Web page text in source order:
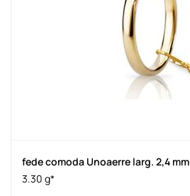
fede comoda Unoaerre larg. 2,4 mm
3.30 g*